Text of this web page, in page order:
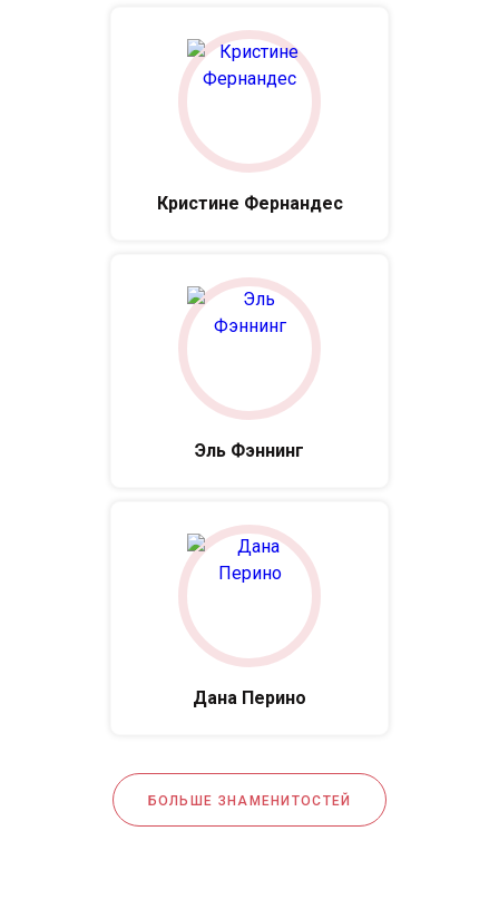
Кристине Фернандес
Эль Фэннинг
Дана Перино
БОЛЬШЕ ЗНАМЕНИТОСТЕЙ